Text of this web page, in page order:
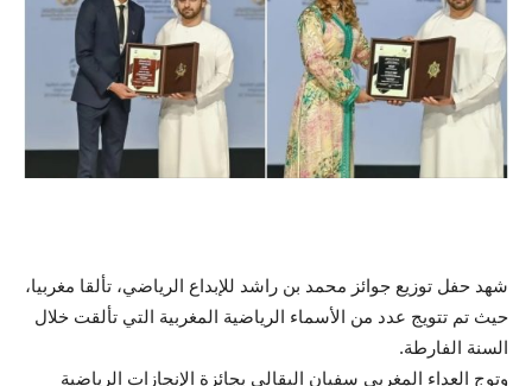
شهد حفل توزيع جوائز محمد بن راشد للإبداع الرياضي، تألقا مغربيا،
حيث تم تتويج عدد من الأسماء الرياضية المغربية التي تألقت خلال
السنة الفارطة.
وتوج العداء المغربي سفيان البقالي بجائزة الإنجازات الرياضية